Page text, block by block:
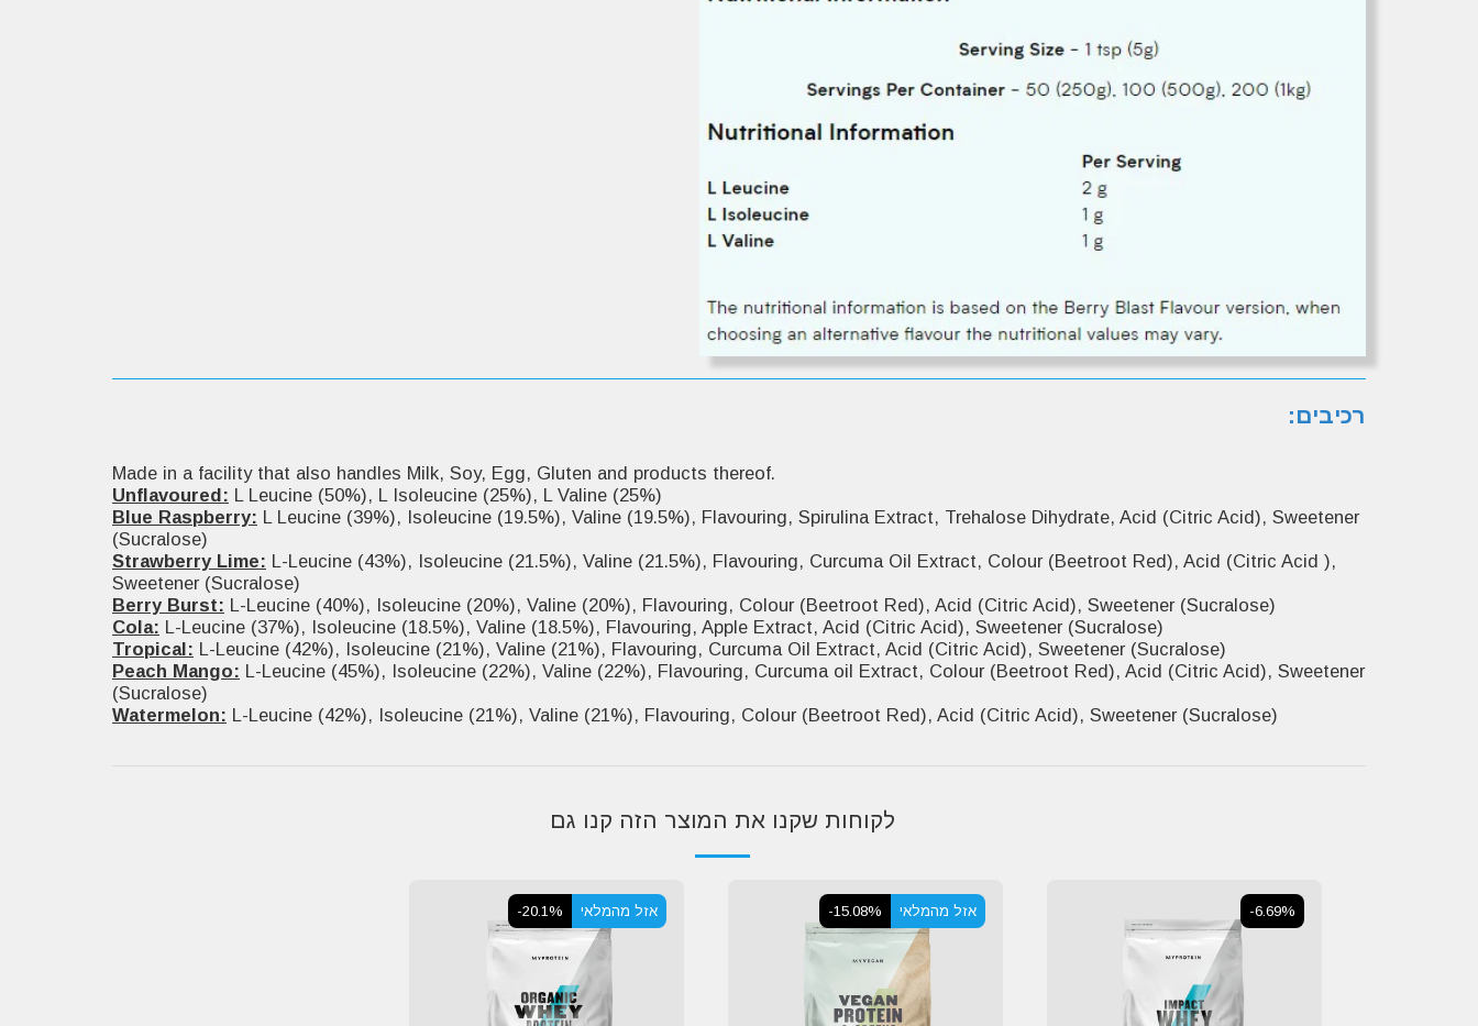
רכיבים:
.Made in a facility that also handles Milk, Soy, Egg, Gluten and products thereof
Unflavoured: L Leucine (50%), L Isoleucine (25%), L Valine (25%)
Blue Raspberry: L Leucine (39%), Isoleucine (19.5%), Valine (19.5%), Flavouring, Spirulina Extract, Trehalose Dihydrate, Acid (Citric Acid), Sweetener
(Sucralose)
Strawberry Lime: L-Leucine (43%), Isoleucine (21.5%), Valine (21.5%), Flavouring, Curcuma Oil Extract, Colour (Beetroot Red), Acid (Citric Acid ),
Sweetener (Sucralose)
Berry Burst: L-Leucine (40%), Isoleucine (20%), Valine (20%), Flavouring, Colour (Beetroot Red), Acid (Citric Acid), Sweetener (Sucralose)
Cola: L-Leucine (37%), Isoleucine (18.5%), Valine (18.5%), Flavouring, Apple Extract, Acid (Citric Acid), Sweetener (Sucralose)
Tropical: L-Leucine (42%), Isoleucine (21%), Valine (21%), Flavouring, Curcuma Oil Extract, Acid (Citric Acid), Sweetener (Sucralose)
Peach Mango: L-Leucine (45%), Isoleucine (22%), Valine (22%), Flavouring, Curcuma oil Extract, Colour (Beetroot Red), Acid (Citric Acid), Sweetener
(Sucralose)
Watermelon: L-Leucine (42%), Isoleucine (21%), Valine (21%), Flavouring, Colour (Beetroot Red), Acid (Citric Acid), Sweetener (Sucralose)
לקוחות שקנו את המוצר הזה קנו גם
-6.69% אזל מהמלאי -15.08% אזל מהמלאי -20.1%